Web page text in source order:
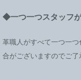
◆一つ一つスタッフ
革職人がすべて一つ一
合がございますのでご了